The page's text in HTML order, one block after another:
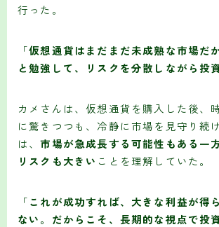
行った。
「仮想通貨はまだまだ未成熟な市場だ
と勉強して、リスクを分散しながら投
カメさんは、仮想通貨を購入した後、
に驚きつつも、冷静に市場を見守り続
は、市場が急成長する可能性もある一
リスクも大きい ことを理解していた。
「これが成功すれば、大きな利益が得
ない。だからこそ、長期的な視点で投